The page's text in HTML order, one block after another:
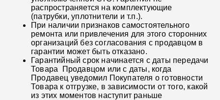
распространяется на комплектующие
(патрубки, уплотнители и т.п.).
При наличии признаков самостоятельного
ремонта или привлечения для этого сторонних
организаций без согласования с продавцом в
гарантии может быть отказано.
Гарантийный срок начинается с даты передачи
Товара Продавцом или с даты, когда
Продавец уведомил Покупателя о готовности
Товара к отгрузке, в зависимости от того, какой
из этих моментов наступит раньше